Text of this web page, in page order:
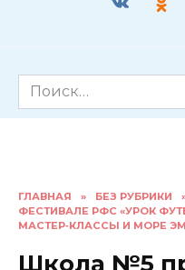
Search
for:
ГЛАВНАЯ » БЕЗ РУБРИКИ
ФЕСТИВАЛЕ РФС «УРОК
МАСТЕР‑КЛАССЫ И МОРЕ
Школа №5